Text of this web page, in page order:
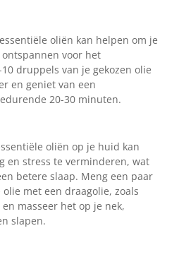
oliën kan helpen om je
voor het
druppels van je gekozen olie
en geniet van een
20-30 minuten.
oliën op je huid kan
en stress te verminderen, wat
betere slaap. Meng een paar
met een draagolie, zoals
masseer het op je nek,
slapen.